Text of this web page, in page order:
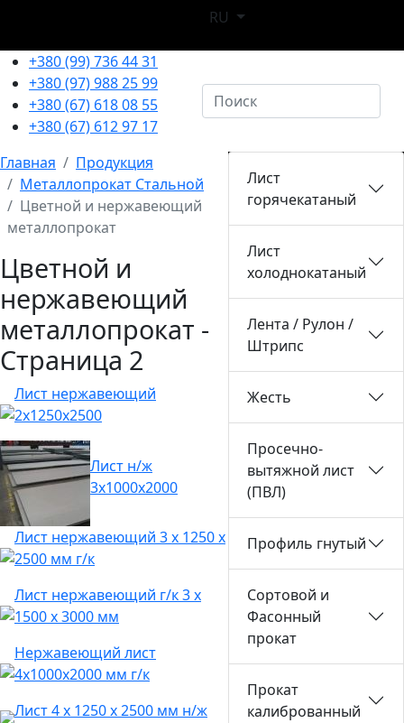
RU
+380 (99) 736 44 31
+380 (97) 988 25 99
+380 (67) 618 08 55
+380 (67) 612 97 17
Главная
Продукция
Металлопрокат Стальной
Цветной и нержавеющий
металлопрокат
Цветной и
нержавеющий
металлопрокат -
Страница 2
Лист нержавеющий
2х1250х2500
Лист н/ж
3х1000х2000
Лист нержавеющий 3 х 1250 х
2500 мм г/к
Лист нержавеющий г/к 3 х
1500 х 3000 мм
Нержавеющий лист
4х1000х2000 мм г/к
Лист 4 х 1250 х 2500 мм н/ж
Лист
горячекатаный
Лист
холоднокатаный
Лента / Рулон /
Штрипс
Жесть
Просечно-
вытяжной лист
(ПВЛ)
Профиль гнутый
Сортовой и
Фасонный
прокат
Прокат
калиброванный